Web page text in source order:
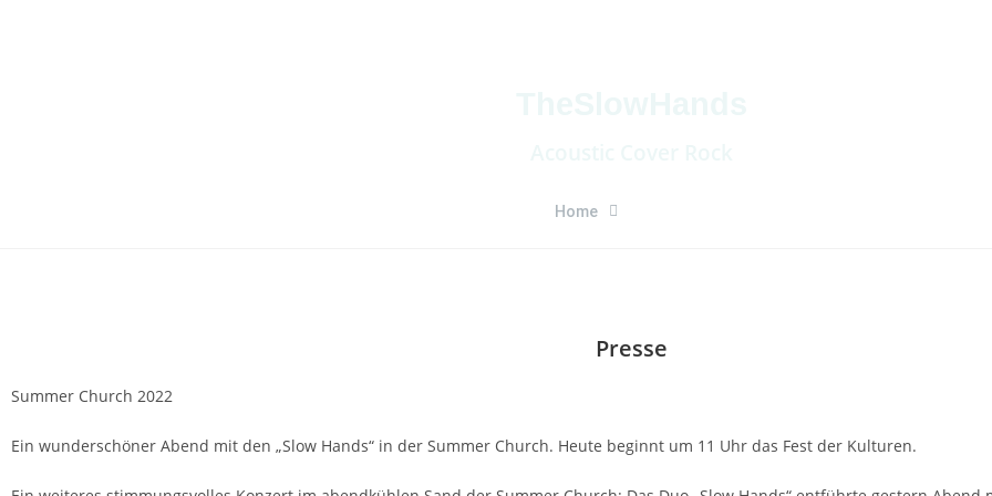
Home
Presse
Summer Church 2022
Ein wunderschöner Abend mit den „Slow Hands“ in der Summer Church. Heute beginnt um 11 Uhr das Fest der Kulturen.